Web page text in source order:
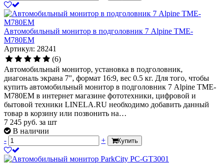
Автомобильный монитор в подголовник 7 Alpine TME-
M780EM
Артикул: 28241
(6)
Автомобильный монитор, установка в подголовник,
диагональ экрана 7", формат 16:9, вес 0.5 кг. Для того, чтобы
купить автомобильный монитор в подголовник 7 Alpine TME-
M780EM в интернет магазине фототехники, цифровой и
бытовой техники LINELA.RU необходимо добавить данный
товар в корзину или позвонить на…
7 245 руб. за шт
В наличии
-
+ Купить